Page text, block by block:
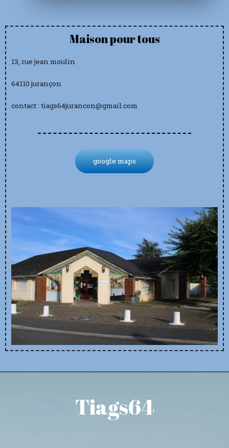
Maison pour tous
13, rue jean moulin
64110 jurançon
contact : tiags64jurancon@gmail.com
google maps
Tiags64